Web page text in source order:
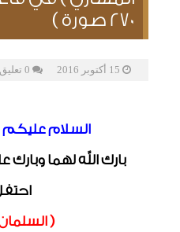
270 صورة )
السلام عليكم
بارك الله لهما وبارك
(